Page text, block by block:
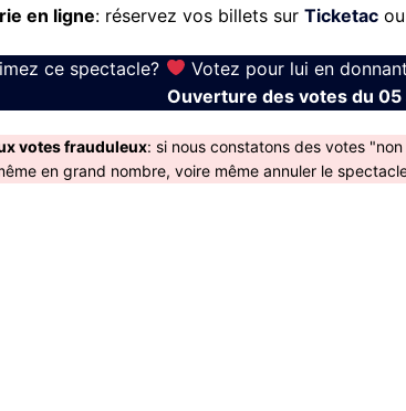
en ligne: réservez vos billets sur Ticketac
ce spectacle?
Votez pour lui en
Ouverture des votes du
votes frauduleux: si nous constatons des votes
en grand nombre, voire même annuler le